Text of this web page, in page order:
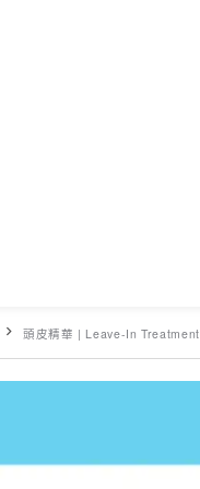
頭皮精華 | Leave-In Treatment